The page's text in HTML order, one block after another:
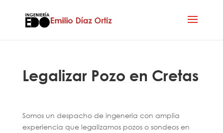
Legalizar Pozo en Cretas
Somos un despacho de ingenería con amplia
experiencia que legalizamos pozos o sondeos en